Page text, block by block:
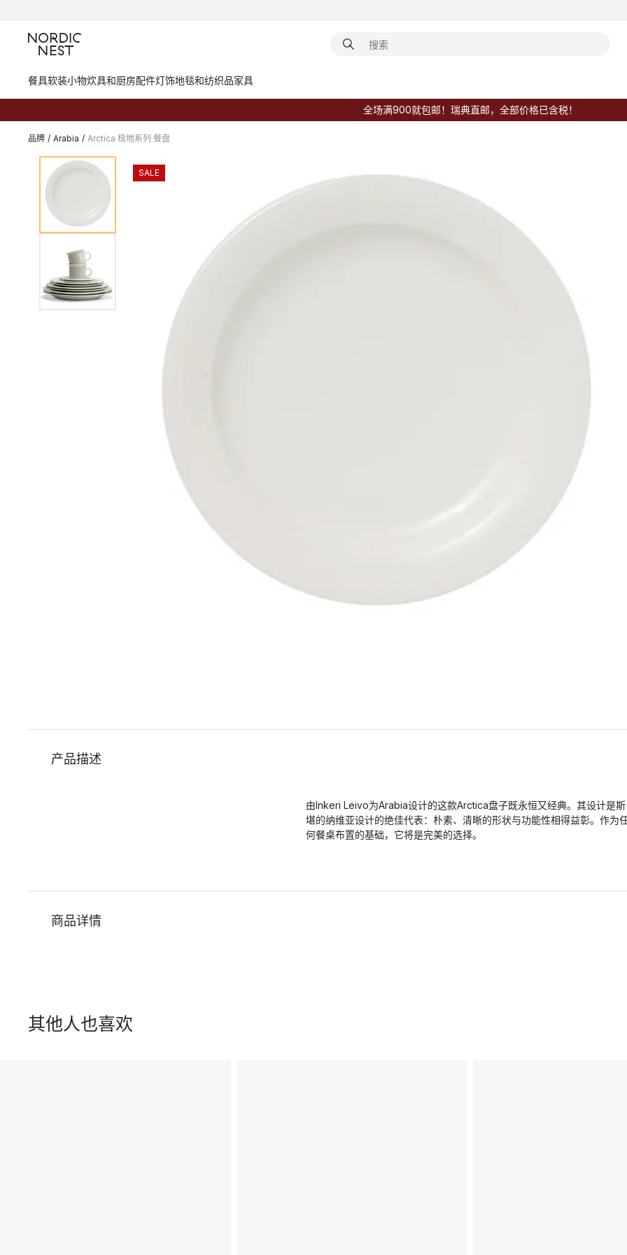
餐具软装小物炊具和厨房配件灯饰地毯和纺织品家具
全场满900就包邮！瑞典直邮，全部价格已含税！
品牌 / Arabia / Arctica 极地系列 餐盘
SALE
产品描述
由Inkeri Leivo为Arabia设计的这款Arctica盘子既永恒又经典。其设计是斯
堪的纳维亚设计的绝佳代表：朴素、清晰的形状与功能性相得益彰。作为
何餐桌布置的基础，它将是完美的选择。
商品详情
其他人也喜欢